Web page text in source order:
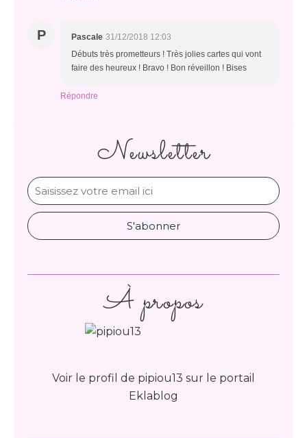
P Pascale 31/12/2018 12:03
Débuts très prometteurs ! Très jolies cartes qui vont
faire des heureux ! Bravo ! Bon réveillon ! Bises
Répondre
Newsletter
À propos
Voir le profil de pipiou13 sur le portail
Eklablog